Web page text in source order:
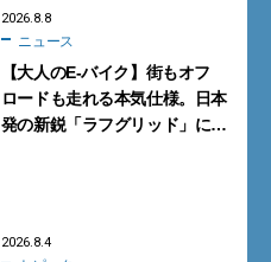
2026.8.8
ニュース
【大人のE-バイク】街もオフ
ロードも走れる本気仕様。日本
発の新鋭「ラフグリッド」に注
2026.8.4